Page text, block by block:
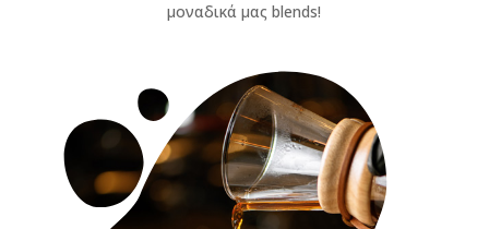
μοναδικά μας blends!